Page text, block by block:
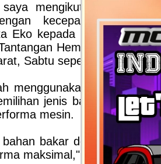
mengikuti indikator
kecepatan yang
Eko kepada wartawan
Hemat 20km/liter
Sabtu seperti dilansir
menggunakan Honda
jenis bahan bakar
mesin.
bahan bakar dengan oktan
maksimal," tambah Eko.